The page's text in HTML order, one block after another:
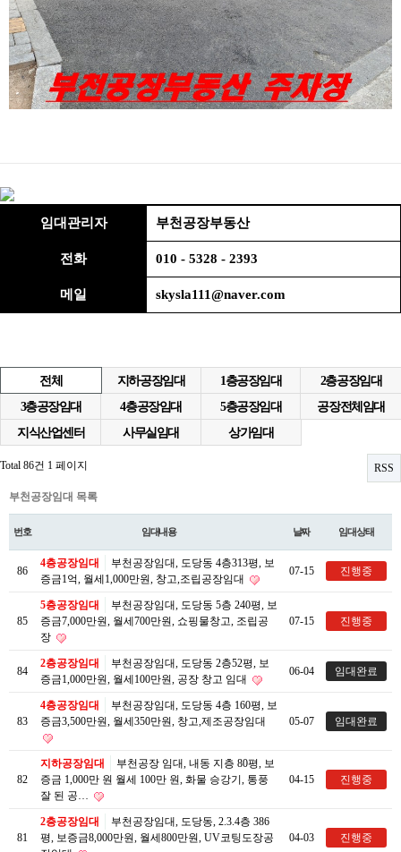
임대관리자 부천공장부동산
전화 010 - 5328 - 2393
메일 skysla111@naver.com
전체 지하공장임대 1층공장임대
2층공장임대
3층공장임대
4층공장임대 5층공장임대
공장전체임대
지식산업센터
사무실임대 상가임대
Total 86건 1 페이지 RSS
부천공장임대 목록
번호 임대내용 날짜 임대상태
86
4층공장임대
부천공장임대, 도당동 4층313평, 보
증금1억, 월세1,000만원, 창고,조립공장임대
07-15 진행중
85
5층공장임대
부천공장임대, 도당동 5층 240평, 보
증금7,000만원, 월세700만원, 쇼핑물창고, 조립공
장
07-15 진행중
84
2층공장임대
부천공장임대, 도당동 2층52평, 보
증금1,000만원, 월세100만원, 공장 창고 임대
06-04 임대완료
83
4층공장임대
부천공장임대, 도당동 4층 160평, 보
증금3,500만원, 월세350만원, 창고,제조공장임대
05-07 임대완료
82
지하공장임대
부천공장 임대, 내동 지층 80평, 보
증금 1,000만 원 월세 100만 원, 화물 승강기, 통풍
잘 된 공…
04-15 진행중
81
2층공장임대
부천공장임대, 도당동, 2.3.4층 386
평, 보증금8,000만원, 월세800만원, UV코팅도장공
04-03 진행중